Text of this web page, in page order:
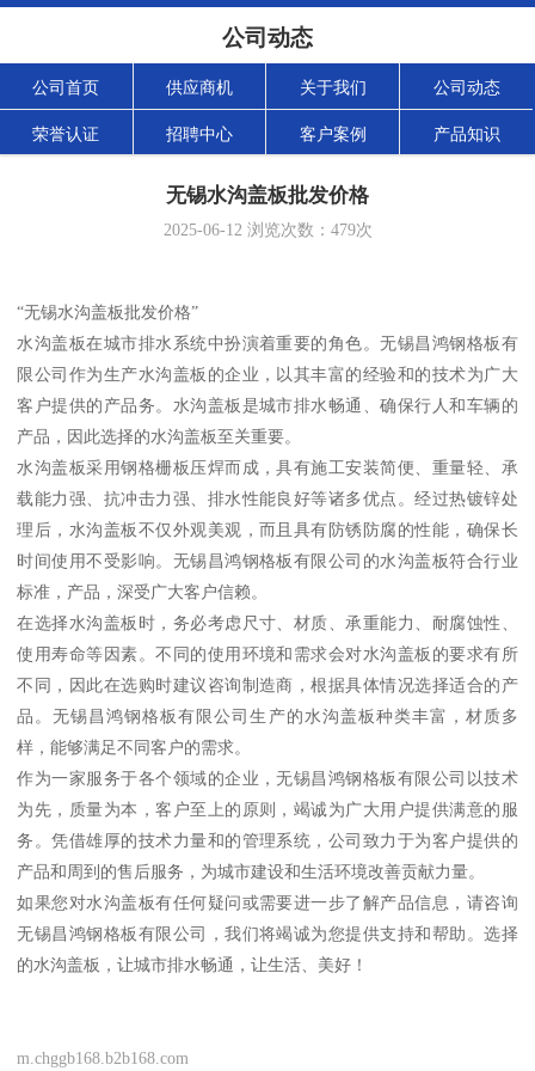
公司动态
公司首页 供应商机 关于我们 公司动态
荣誉认证 招聘中心 客户案例 产品知识
无锡水沟盖板批发价格
2025-06-12浏览次数： 479次
“无锡水沟盖板批发价格”
水沟盖板在城市排水系统中扮演着重要的角色。无锡昌鸿钢格板有
限公司作为生产水沟盖板的企业，以其丰富的经验和的技术为广大
客户提供的产品务。水沟盖板是城市排水畅通、确保行人和车辆的
产品，因此选择的水沟盖板至关重要。
水沟盖板采用钢格栅板压焊而成，具有施工安装简便、重量轻、承
载能力强、抗冲击力强、排水性能良好等诸多优点。经过热镀锌处
理后，水沟盖板不仅外观美观，而且具有防锈防腐的性能，确保长
时间使用不受影响。无锡昌鸿钢格板有限公司的水沟盖板符合行业
标准，产品，深受广大客户信赖。
在选择水沟盖板时，务必考虑尺寸、材质、承重能力、耐腐蚀性、
使用寿命等因素。不同的使用环境和需求会对水沟盖板的要求有所
不同，因此在选购时建议咨询制造商，根据具体情况选择适合的产
品。无锡昌鸿钢格板有限公司生产的水沟盖板种类丰富，材质多
样，能够满足不同客户的需求。
作为一家服务于各个领域的企业，无锡昌鸿钢格板有限公司以技术
为先，质量为本，客户至上的原则，竭诚为广大用户提供满意的服
务。凭借雄厚的技术力量和的管理系统，公司致力于为客户提供的
产品和周到的售后服务，为城市建设和生活环境改善贡献力量。
如果您对水沟盖板有任何疑问或需要进一步了解产品信息，请咨询
无锡昌鸿钢格板有限公司，我们将竭诚为您提供支持和帮助。选择
的水沟盖板，让城市排水畅通，让生活、美好！
m.chggb168.b2b168.com